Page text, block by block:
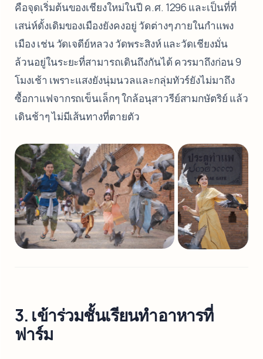
คือจุดเริ่มต้นของเชียงใหม่ในปี ค.ศ. 1296 และเป็นที่ที่
เสน่ห์ดั้งเดิมของเมืองยังคงอยู่ วัดต่างๆ ภายในกำแพง
เมือง เช่น วัดเจดีย์หลวง วัดพระสิงห์ และวัดเชียงมั่น
ล้วนอยู่ในระยะที่สามารถเดินถึงกันได้ ควรมาถึงก่อน 9
โมงเช้า เพราะแสงยังนุ่มนวลและกลุ่มทัวร์ยังไม่มาถึง
ซื้อกาแฟจากรถเข็นเล็กๆ ใกล้อนุสาวรีย์สามกษัตริย์ แล้ว
เดินช้าๆ ไม่มีเส้นทางที่ตายตัว
3. เข้าร่วมชั้นเรียนทำอาหารที่
ฟาร์ม